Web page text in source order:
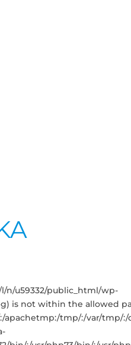
n/u59332/public_html/wp-
is not within the allowed
apachetmp:/tmp/:/var/tmp/:/